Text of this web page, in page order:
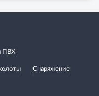
ПВХ
Снаряжение